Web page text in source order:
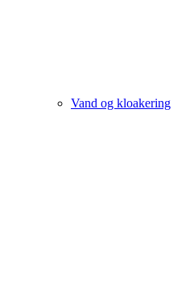
Vand og kloakering